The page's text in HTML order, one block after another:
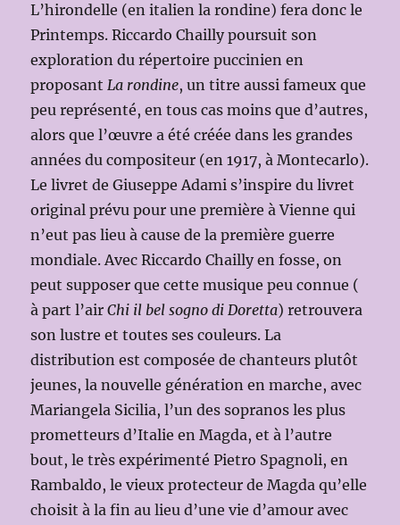
L’hirondelle (en italien la rondine) fera donc le
Printemps. Riccardo Chailly poursuit son
exploration du répertoire puccinien en
proposantLa rondine, un titre aussi fameux que
peu représenté, en tous cas moins que d’autres,
alors que l’œuvre a été créée dans les grandes
années du compositeur (en 1917, à Montecarlo).
Le livret de Giuseppe Adami s’inspire du livret
original prévu pour une première à Vienne qui
n’eut pas lieu à cause de la première guerre
mondiale. Avec Riccardo Chailly en fosse, on
peut supposer que cette musique peu connue (
à part l’airChi il bel sogno di Doretta) retrouvera
son lustre et toutes ses couleurs. La
distribution est composée de chanteurs plutôt
jeunes, la nouvelle génération en marche, avec
Mariangela Sicilia, l’un des sopranos les plus
prometteurs d’Italie en Magda, et à l’autre
bout, le très expérimenté Pietro Spagnoli, en
Rambaldo, le vieux protecteur de Magda qu’elle
choisit à la fin au lieu d’une vie d’amour avec